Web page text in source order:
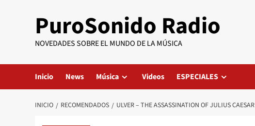
PuroSonido Radio
NOVEDADES SOBRE EL MUNDO DE LA MÚSICA
Inicio News Música Videos ESPECIALES
INICIO RECOMENDADOS ULVER – THE ASSASSINATION OF JULIUS CAESAR